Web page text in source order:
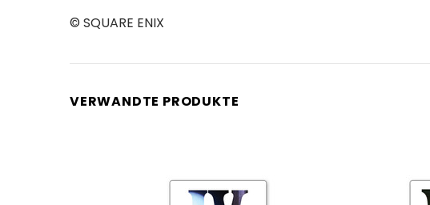
© SQUARE ENIX
VERWANDTE PRODUKTE